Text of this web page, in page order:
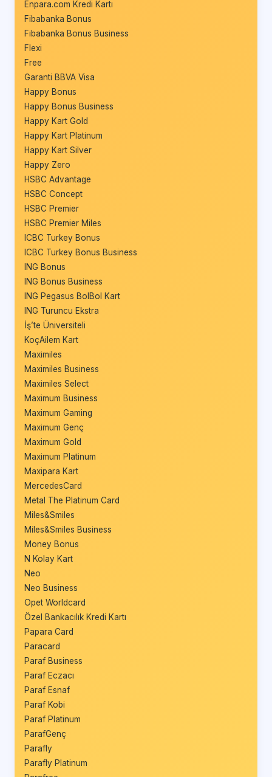
Enpara.com Kredi Kartı
Fibabanka Bonus
Fibabanka Bonus Business
Flexi
Free
Garanti BBVA Visa
Happy Bonus
Happy Bonus Business
Happy Kart Gold
Happy Kart Platinum
Happy Kart Silver
Happy Zero
HSBC Advantage
HSBC Concept
HSBC Premier
HSBC Premier Miles
ICBC Turkey Bonus
ICBC Turkey Bonus Business
ING Bonus
ING Bonus Business
ING Pegasus BolBol Kart
ING Turuncu Ekstra
İş’te Üniversiteli
KoçAilem Kart
Maximiles
Maximiles Business
Maximiles Select
Maximum Business
Maximum Gaming
Maximum Genç
Maximum Gold
Maximum Platinum
Maxipara Kart
MercedesCard
Metal The Platinum Card
Miles&Smiles
Miles&Smiles Business
Money Bonus
N Kolay Kart
Neo
Neo Business
Opet Worldcard
Özel Bankacılık Kredi Kartı
Papara Card
Paracard
Paraf Business
Paraf Eczacı
Paraf Esnaf
Paraf Kobi
Paraf Platinum
ParafGenç
Parafly
Parafly Platinum